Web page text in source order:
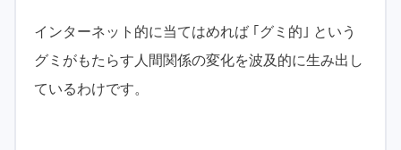
インターネット的に当てはめれば ｢グミ的｣ という
グミがもたらす人間関係の変化を波及的に生み出し
ているわけです。